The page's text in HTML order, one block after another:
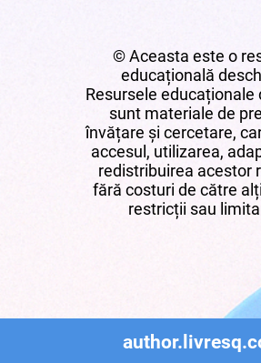
© Aceasta este o
educațională
Resursele educaționale
sunt materiale de
învățare și cercetare,
accesul, utilizarea,
redistribuirea acestor
fără costuri de către
restricții sau